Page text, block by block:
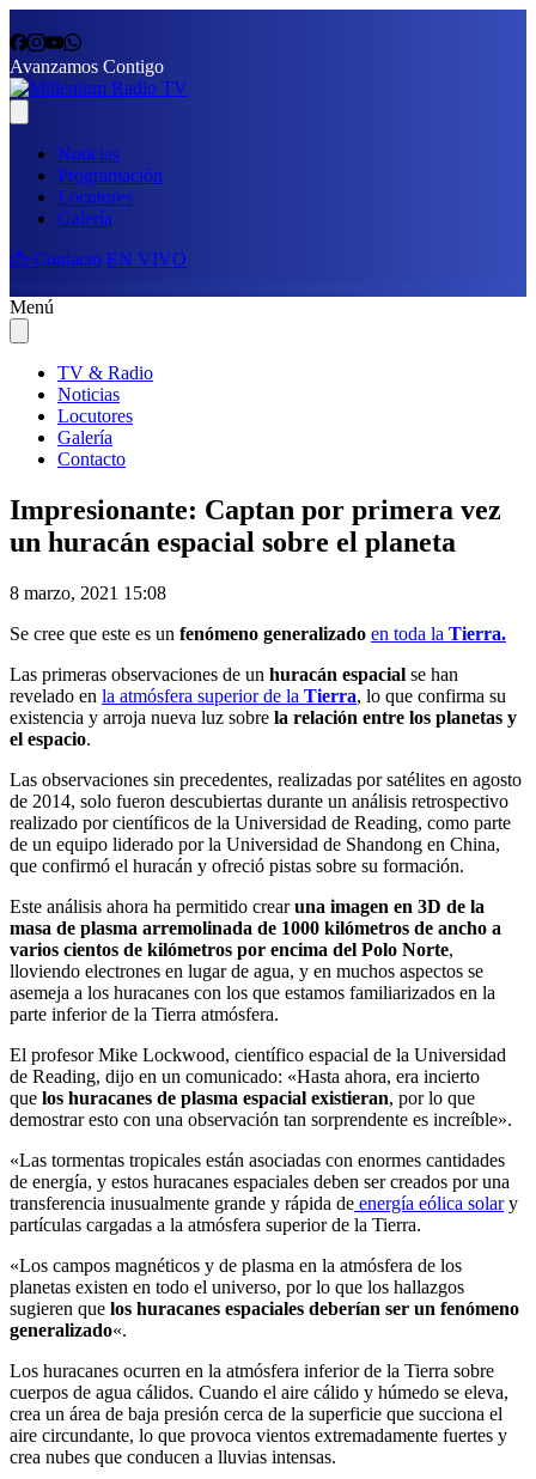
Avanzamos Contigo
Noticias
Programación
Locutores
Galería
📩 Contacto EN VIVO
Menú
TV & Radio
Noticias
Locutores
Galería
Contacto
Impresionante: Captan por primera vez
un huracán espacial sobre el planeta
8 marzo, 2021 15:08
Se cree que este es un fenómeno generalizado en toda la Tierra.
Las primeras observaciones de un huracán espacial se han
revelado en la atmósfera superior de la Tierra, lo que confirma su
existencia y arroja nueva luz sobre la relación entre los planetas y
el espacio.
Las observaciones sin precedentes, realizadas por satélites en agosto
de 2014, solo fueron descubiertas durante un análisis retrospectivo
realizado por científicos de la Universidad de Reading, como parte
de un equipo liderado por la Universidad de Shandong en China,
que confirmó el huracán y ofreció pistas sobre su formación.
Este análisis ahora ha permitido crearuna imagen en 3D de la
masa de plasma arremolinada de 1000 kilómetros de ancho a
varios cientos de kilómetros por encima del Polo Norte,
lloviendo electrones en lugar de agua, y en muchos aspectos se
asemeja a los huracanes con los que estamos familiarizados en la
parte inferior de la Tierra atmósfera.
El profesor Mike Lockwood, científico espacial de la Universidad
de Reading, dijo en un comunicado: «Hasta ahora, era incierto
que los huracanes de plasma espacial existieran, por lo que
demostrar esto con una observación tan sorprendente es increíble».
«Las tormentas tropicales están asociadas con enormes cantidades
de energía, y estos huracanes espaciales deben ser creados por una
transferencia inusualmente grande y rápida de energía eólica solary
partículas cargadas a la atmósfera superior de la Tierra.
«Los campos magnéticos y de plasma en la atmósfera de los
planetas existen en todo el universo, por lo que los hallazgos
sugieren que los huracanes espaciales deberían ser un fenómeno
generalizado«.
Los huracanes ocurren en la atmósfera inferior de la Tierra sobre
cuerpos de agua cálidos. Cuando el aire cálido y húmedo se eleva,
crea un área de baja presión cerca de la superficie que succiona el
aire circundante, lo que provoca vientos extremadamente fuertes y
crea nubes que conducen a lluvias intensas.